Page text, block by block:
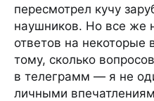
пересмотрел кучу
наушников. Но все же
ответов на некоторые
тому, сколько
в телеграмм — я не
личными